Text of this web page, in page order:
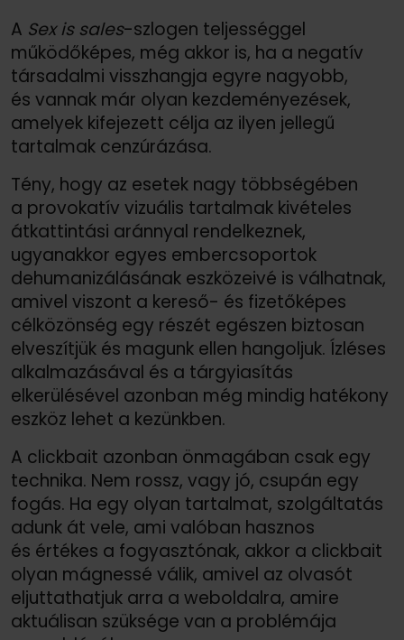
A Sex is sales-szlogen teljességgel
működőképes, még akkor is, ha a negatív
társadalmi visszhangja egyre nagyobb,
és vannak már olyan kezdeményezések,
amelyek kifejezett célja az ilyen jellegű
tartalmak cenzúrázása.
Tény, hogy az esetek nagy többségében
a provokatív vizuális tartalmak kivételes
átkattintási aránnyal rendelkeznek,
ugyanakkor egyes embercsoportok
dehumanizálásának eszközeivé is válhatnak,
amivel viszont a kereső- és fizetőképes
célközönség egy részét egészen biztosan
elveszítjük és magunk ellen hangoljuk. Ízléses
alkalmazásával és a tárgyiasítás
elkerülésével azonban még mindig hatékony
eszköz lehet a kezünkben.
A clickbait azonban önmagában csak egy
technika. Nem rossz, vagy jó, csupán egy
fogás. Ha egy olyan tartalmat, szolgáltatás
adunk át vele, ami valóban hasznos
és értékes a fogyasztónak, akkor a clickbait
olyan mágnessé válik, amivel az olvasót
eljuttathatjuk arra a weboldalra, amire
aktuálisan szüksége van a problémája